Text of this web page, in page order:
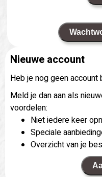
Nieuwe account
Heb je nog geen account
Meld je dan aan als
voordelen:
Niet iedere keer
Speciale
Overzicht van je